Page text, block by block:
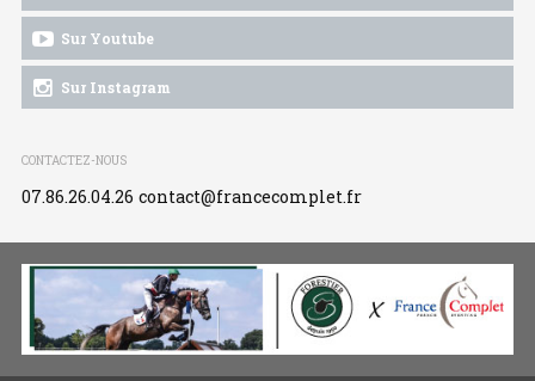
Sur Youtube
Sur Instagram
CONTACTEZ-NOUS
07.86.26.04.26 contact@francecomplet.fr